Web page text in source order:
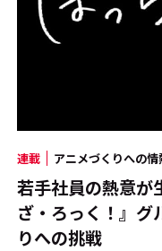
連載 アニメづくりへの情
若手社員の熱意が
ざ・ろっく！』――
りへの挑戦